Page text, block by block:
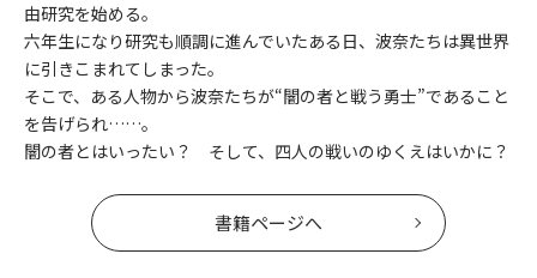
由研究を始める。
六年生になり研究も順調に進んでいたある日、波奈たちは異世界
に引きこまれてしまった。
そこで、ある人物から波奈たちが“闇の者と戦う勇士”であること
を告げられ……。
闇の者とはいったい？ そして、四人の戦いのゆくえはいかに？
書籍ページへ